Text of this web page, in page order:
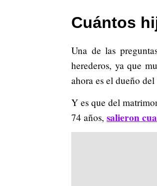
Cuántos
Una de las
herederos, ya que
ahora es el dueño
Y es que del
74 años, salieron